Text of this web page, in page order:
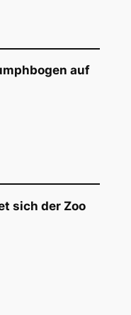
auf
sich der Zoo